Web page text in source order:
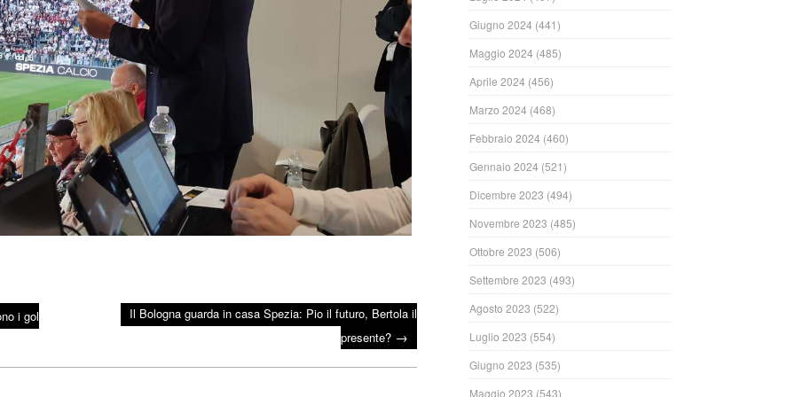
i gol
Il Bologna guarda in casa Spezia: Pio il futuro, Bertola il
presente? →
Giugno 2024 (441)
Maggio 2024 (485)
Aprile 2024 (456)
Marzo 2024 (468)
Febbraio 2024 (460)
Gennaio 2024 (521)
Dicembre 2023 (494)
Novembre 2023 (485)
Ottobre 2023 (506)
Settembre 2023 (493)
Agosto 2023 (522)
Luglio 2023 (554)
Giugno 2023 (535)
Maggio 2023 (543)